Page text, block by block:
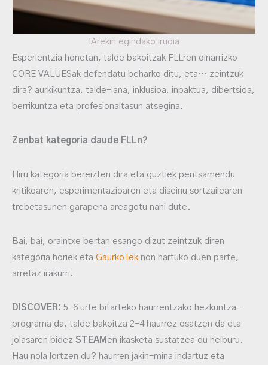
IArekin egindako irudia
Esperientzia honetan, talde bakoitzak FLLren oinarrizko
CORE VALUESak defendatu beharko ditu, eta… zeintzuk
dira? aurkikuntza, talde-lana, inklusioa, inpaktua, dibertsioa,
berrikuntza eta profesionaltasun atsegina.
Zenbat kategoria daude FLLn?
Hiru kategoria bereizten dira eta guztiek pentsamendu
kritikoaren, esperimentazioaren eta diseinu sortzailearen
trebetasunen garapena areagotu nahi dute.
Bai, bai, oraintxe bertan esango dizut zeintzuk diren
kategoria horiek eta GaurkoTek non hartuko duen parte,
arretaz irakurri.
DISCOVER: 5-6 urte bitarteko haurrentzako hezkuntza-
programa da, talde bakoitza 2-4 haurrez osatzen da eta
jolasaren bidez STEAM en ikasketa sustatzea du helburu.
Hau nola lortzen du? haurren jakin-mina indartuz eta